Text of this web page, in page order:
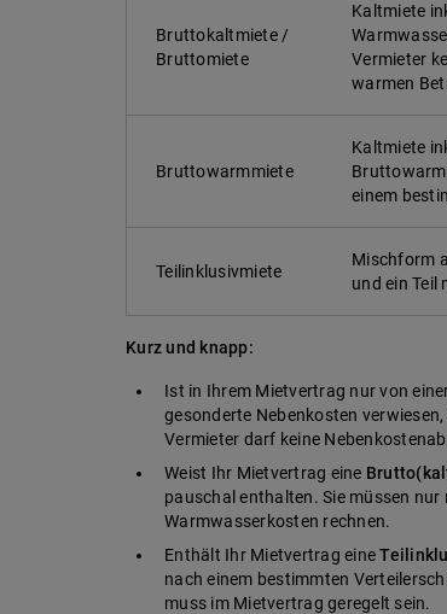
Bruttokaltmiete /
Bruttomiete
Kaltmiete
Vermieter
warmen
Bruttowarmmiete
Kaltmiete
einem
Teilinklusivmiete
Mischform
und ein Teil
Kurz und knapp:
Ist in Ihrem Mietvertrag nur von
gesonderte Nebenkosten
Vermieter darf keine
Weist Ihr Mietvertrag eine
pauschal enthalten. Sie müssen
Warmwasserkosten rechnen.
Enthält Ihr Mietvertrag eine
nach einem bestimmten
muss im Mietvertrag geregelt sein.